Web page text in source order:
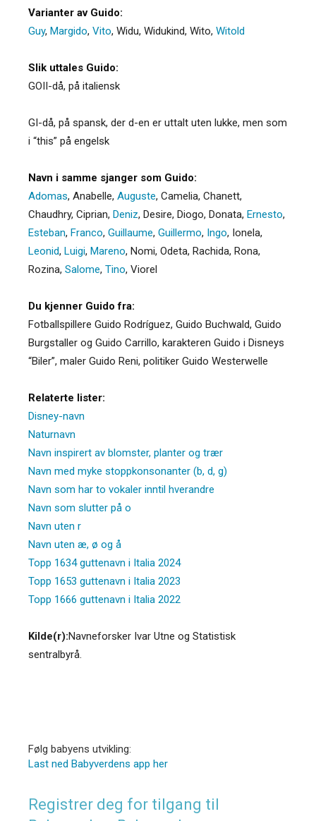
Varianter av Guido:
Guy, Margido, Vito, Widu, Widukind, Wito, Witold
Slik uttales Guido:
GOII-då, på italiensk
GI-då, på spansk, der d-en er uttalt uten lukke, men som
i “this” på engelsk
Navn i samme sjanger som Guido:
Adomas, Anabelle, Auguste, Camelia, Chanett,
Chaudhry, Ciprian, Deniz, Desire, Diogo, Donata, Ernesto,
Esteban, Franco, Guillaume, Guillermo, Ingo, Ionela,
Leonid, Luigi, Mareno, Nomi, Odeta, Rachida, Rona,
Rozina, Salome, Tino, Viorel
Du kjenner Guido fra:
Fotballspillere Guido Rodríguez, Guido Buchwald, Guido
Burgstaller og Guido Carrillo, karakteren Guido i Disneys
“Biler”, maler Guido Reni, politiker Guido Westerwelle
Relaterte lister:
Disney-navn
Naturnavn
Navn inspirert av blomster, planter og trær
Navn med myke stoppkonsonanter (b, d, g)
Navn som har to vokaler inntil hverandre
Navn som slutter på o
Navn uten r
Navn uten æ, ø og å
Topp 1634 guttenavn i Italia 2024
Topp 1653 guttenavn i Italia 2023
Topp 1666 guttenavn i Italia 2022
Kilde(r):Navneforsker Ivar Utne og Statistisk
sentralbyrå.
Følg babyens utvikling:
Last ned Babyverdens app her
Registrer deg for tilgang til